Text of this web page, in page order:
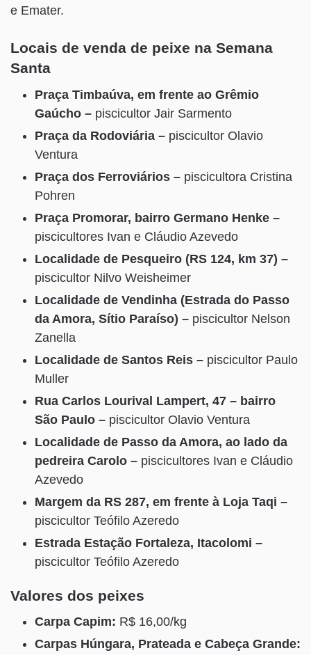
e Emater.
Locais de venda de peixe na Semana
Santa
Praça Timbaúva, em frente ao Grêmio
Gaúcho – piscicultor Jair Sarmento
Praça da Rodoviária – piscicultor Olavio
Ventura
Praça dos Ferroviários – piscicultora Cristina
Pohren
Praça Promorar, bairro Germano Henke –
piscicultores Ivan e Cláudio Azevedo
Localidade de Pesqueiro (RS 124, km 37) –
piscicultor Nilvo Weisheimer
Localidade de Vendinha (Estrada do Passo
da Amora, Sítio Paraíso) – piscicultor Nelson
Zanella
Localidade de Santos Reis – piscicultor Paulo
Muller
Rua Carlos Lourival Lampert, 47 – bairro
São Paulo – piscicultor Olavio Ventura
Localidade de Passo da Amora, ao lado da
pedreira Carolo – piscicultores Ivan e Cláudio
Azevedo
Margem da RS 287, em frente à Loja Taqi –
piscicultor Teófilo Azeredo
Estrada Estação Fortaleza, Itacolomi –
piscicultor Teófilo Azeredo
Valores dos peixes
Carpa Capim: R$ 16,00/kg
Carpas Húngara, Prateada e Cabeça Grande: